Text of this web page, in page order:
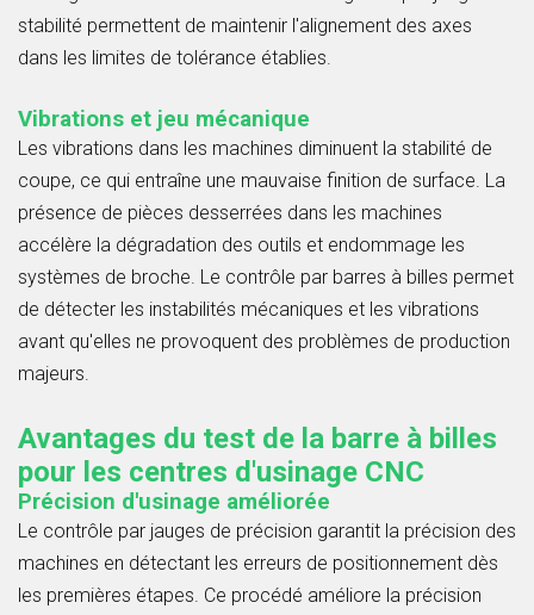
stabilité permettent de maintenir l'alignement des axes
dans les limites de tolérance établies.
Vibrations et jeu mécanique
Les vibrations dans les machines diminuent la stabilité de
coupe, ce qui entraîne une mauvaise finition de surface. La
présence de pièces desserrées dans les machines
accélère la dégradation des outils et endommage les
systèmes de broche. Le contrôle par barres à billes permet
de détecter les instabilités mécaniques et les vibrations
avant qu'elles ne provoquent des problèmes de production
majeurs.
Avantages du test de la barre à billes
pour les centres d'usinage CNC
Précision d'usinage améliorée
Le contrôle par jauges de précision garantit la précision des
machines en détectant les erreurs de positionnement dès
les premières étapes. Ce procédé améliore la précision